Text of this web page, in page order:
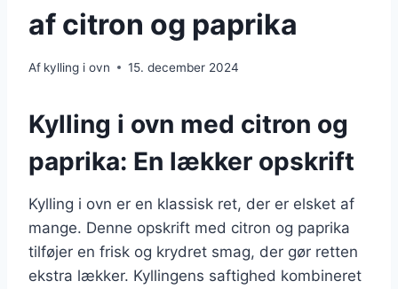
af citron og paprika
Af kylling i ovn 15. december 2024
Kylling i ovn med citron og
paprika: En lækker opskrift
Kylling i ovn er en klassisk ret, der er elsket af
mange. Denne opskrift med citron og paprika
tilføjer en frisk og krydret smag, der gør retten
ekstra lækker. Kyllingens saftighed kombineret